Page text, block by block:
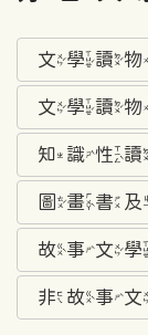
文學讀物
文學讀物
知識性讀
圖畫書
故事文學
非故事